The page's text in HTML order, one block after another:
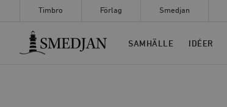
Timbro Förlag Smedjan
Timbro
SAMHÄLLE IDÉER